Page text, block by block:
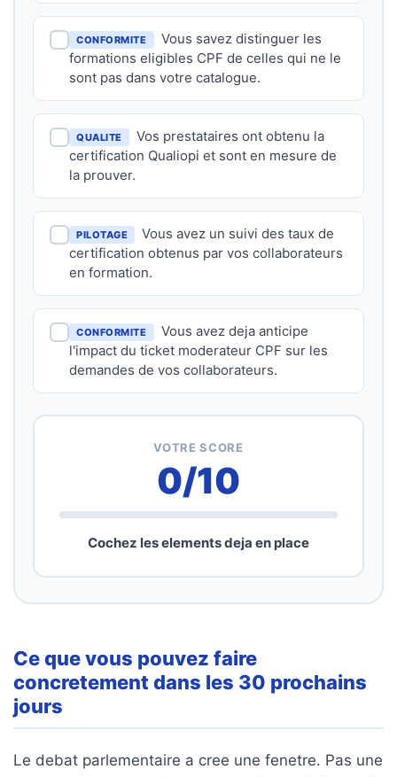
CONFORMITE
Vous savez distinguer les
formations eligibles CPF de celles qui ne le
sont pas dans votre catalogue.
QUALITE
Vos prestataires ont obtenu la
certification Qualiopi et sont en mesure de
la prouver.
PILOTAGE
Vous avez un suivi des taux de
certification obtenus par vos collaborateurs
en formation.
CONFORMITE
Vous avez deja anticipe
l'impact du ticket moderateur CPF sur les
demandes de vos collaborateurs.
VOTRE SCORE
0/10
Cochez les elements deja en place
Ce que vous pouvez faire
concretement dans les 30 prochains
jours
Le debat parlementaire a cree une fenetre. Pas une